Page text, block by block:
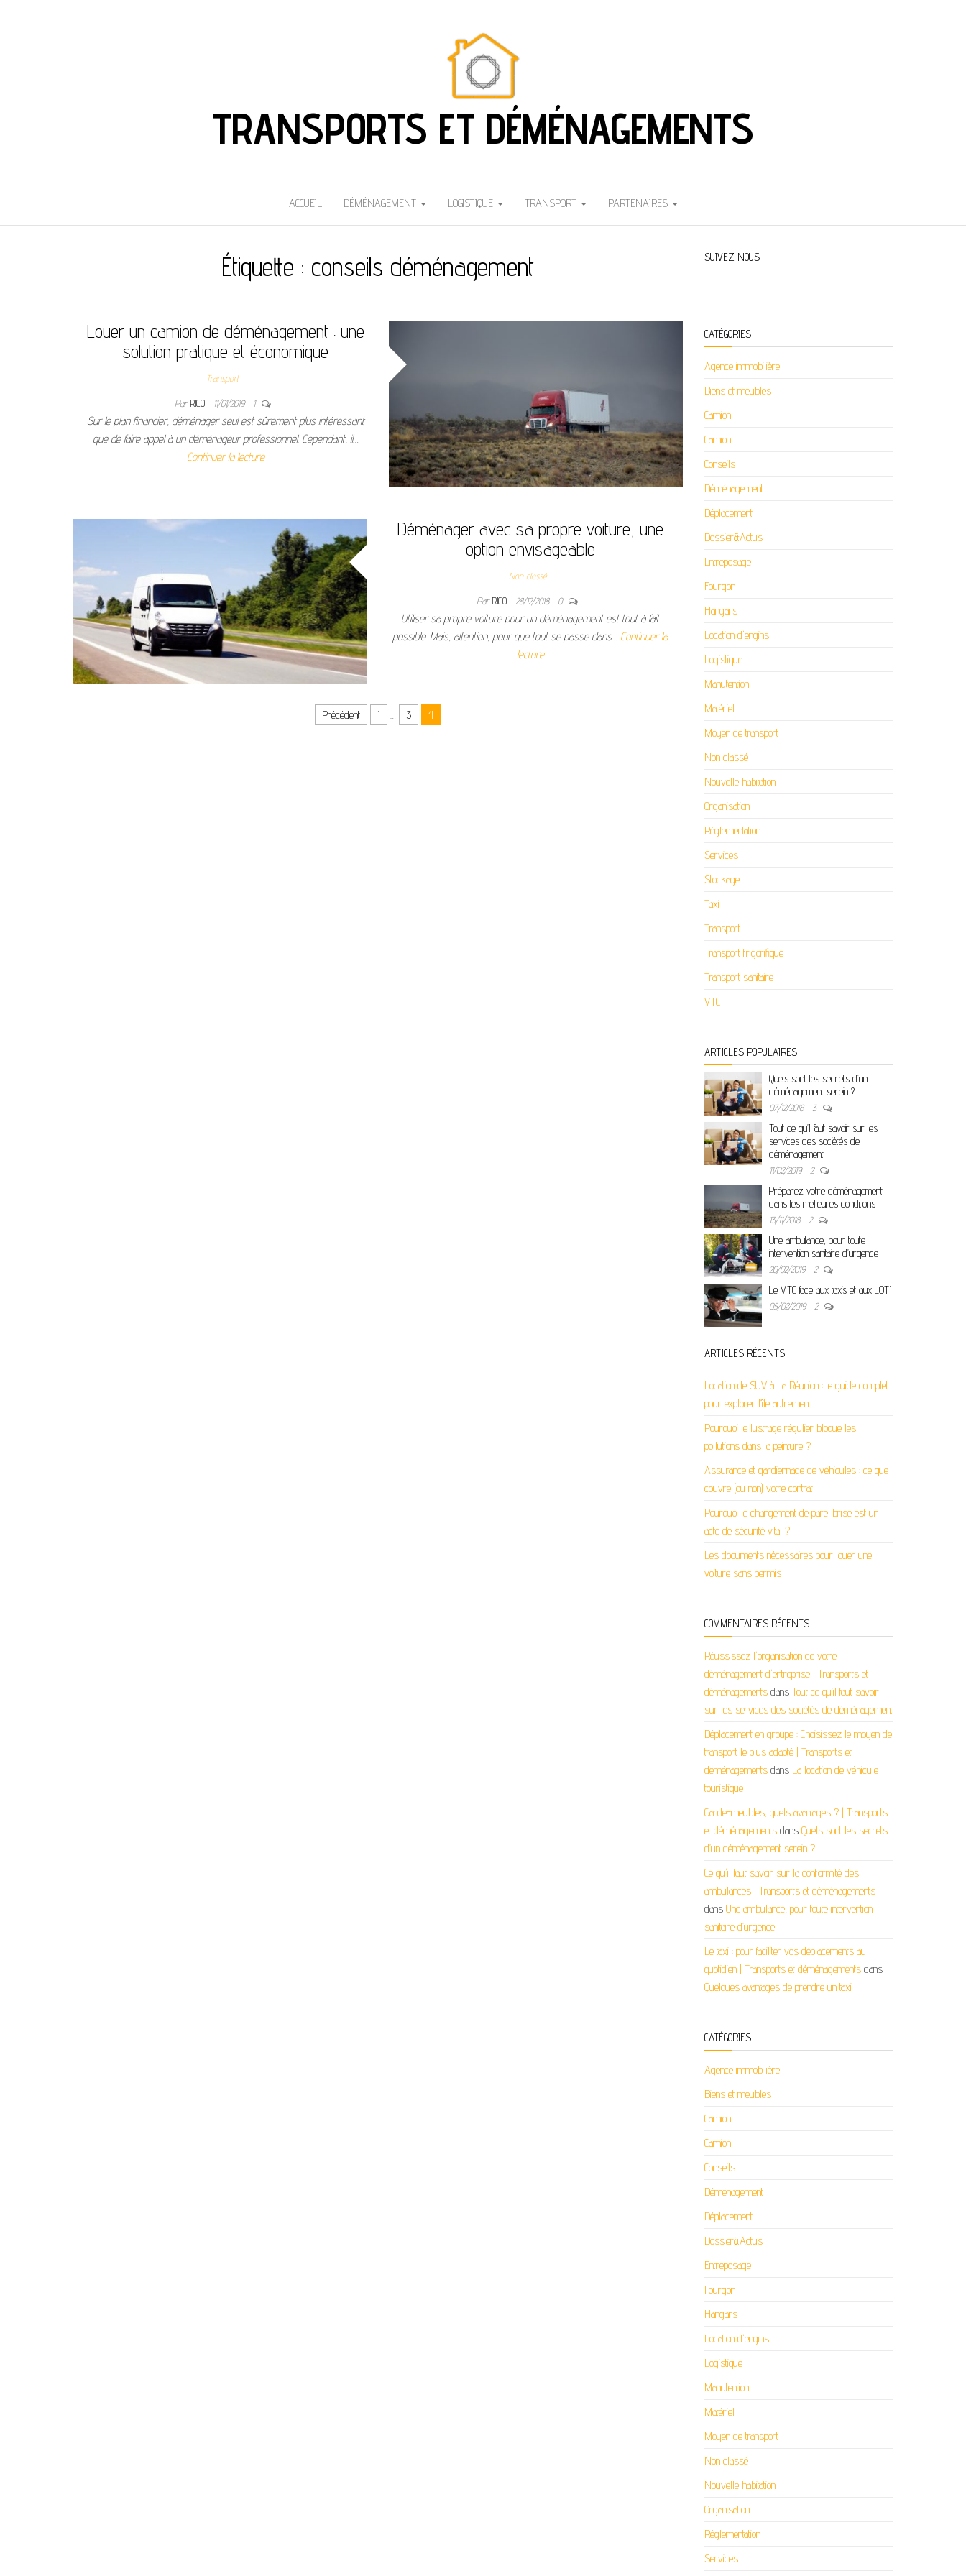
TRANSPORTS ET DÉMÉNAGEMENTS
ACCUEIL DÉMÉNAGEMENT LOGISTIQUE TRANSPORT PARTENAIRES
Étiquette : conseils déménagement
Louer un camion de déménagement : une
solution pratique et économique
Transport
ParRICO 11/01/2019 1
Sur le plan financier, déménager seul est sûrement plus intéressant
que de faire appel à un déménageur professionnel. Cependant, il…
Continuer la lecture
Déménager avec sa propre voiture, une
option envisageable
Non classé
ParRICO 28/12/2018 0
Utiliser sa propre voiture pour un déménagement est tout à fait
possible. Mais, attention, pour que tout se passe dans… Continuer la
lecture
Précédent 1 … 3 4
SUIVEZ NOUS
CATÉGORIES
Agence immobilière
Biens et meubles
Camion
Camion
Conseils
Déménagement
Déplacement
Dossier&Actus
Entreposage
Fourgon
Hangars
Location d'engins
Logistique
Manutention
Matériel
Moyen de transport
Non classé
Nouvelle habitation
Organisation
Réglementation
Services
Stockage
Taxi
Transport
Transport frigorifique
Transport sanitaire
VTC
ARTICLES POPULAIRES
Quels sont les secrets d’un
déménagement serein ?
07/12/2018 3
Tout ce qu’il faut savoir sur les
services des sociétés de
déménagement
11/02/2019 2
Préparez votre déménagement
dans les meilleures conditions
13/11/2018 2
Une ambulance, pour toute
intervention sanitaire d’urgence
20/02/2019 2
Le VTC face aux taxis et aux LOTI
05/02/2019 2
ARTICLES RÉCENTS
Location de SUV à La Réunion : le guide complet
pour explorer l’île autrement
Pourquoi le lustrage régulier bloque les
pollutions dans la peinture ?
Assurance et gardiennage de véhicules : ce que
couvre (ou non) votre contrat
Pourquoi le changement de pare-brise est un
acte de sécurité vital ?
Les documents nécessaires pour louer une
voiture sans permis
COMMENTAIRES RÉCENTS
Réussissez l'organisation de votre
déménagement d'entreprise | Transports et
déménagementsdans Tout ce qu’il faut savoir
sur les services des sociétés de déménagement
Déplacement en groupe : Choisissez le moyen de
transport le plus adapté | Transports et
déménagementsdans La location de véhicule
touristique
Garde-meubles, quels avantages ? | Transports
et déménagementsdans Quels sont les secrets
d’un déménagement serein ?
Ce qu'il faut savoir sur la conformité des
ambulances | Transports et déménagements
dans Une ambulance, pour toute intervention
sanitaire d’urgence
Le taxi : pour faciliter vos déplacements au
quotidien | Transports et déménagementsdans
Quelques avantages de prendre un taxi
CATÉGORIES
Agence immobilière
Biens et meubles
Camion
Camion
Conseils
Déménagement
Déplacement
Dossier&Actus
Entreposage
Fourgon
Hangars
Location d'engins
Logistique
Manutention
Matériel
Moyen de transport
Non classé
Nouvelle habitation
Organisation
Réglementation
Services